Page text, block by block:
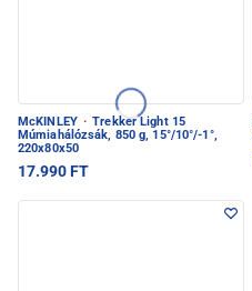
McKINLEY · Trekker Light 15
Múmiahálózsák, 850 g, 15°/10°/-1°,
220x80x50
17.990 FT